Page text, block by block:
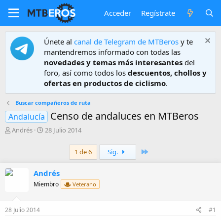
Acceder Regístrate
Únete al canal de Telegram de MTBeros y te
mantendremos informado con todas las
novedades y temas más interesantes del
foro, así como todos los descuentos, chollos y
ofertas en productos de ciclismo.
Buscar compañeros de ruta
Andalucía Censo de andaluces en MTBeros
A
Andrés
F
d
e
n
28 Julio 2014
1 de 6 Sig.
Andrés
Miembro Veterano
28 Julio 2014 #1